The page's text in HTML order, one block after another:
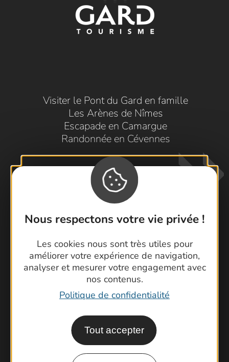
Nous respectons votre vie privée !
Les cookies nous sont très utiles pour
améliorer votre expérience de navigation,
analyser et mesurer votre engagement avec
nos contenus.
Politique de confidentialité
Tout accepter
Visiter le Pont du Gard en famille
Les Arènes de Nîmes
Escapade en Camargue
Randonnée en Cévennes
Contactez-nous !
Foire aux questions
Brochures
Cartoguides et Topoguides